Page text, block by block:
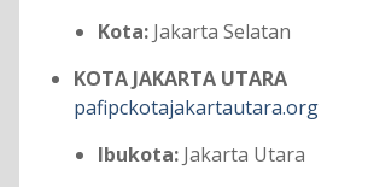
Kota:Jakarta Selatan
KOTA JAKARTA UTARA
pafipckotajakartautara.org
Ibukota:Jakarta Utara